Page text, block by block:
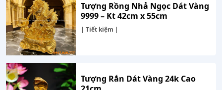
Tượng Rồng Nhả Ngọc Dát Vàng
9999 – Kt 42cm x 55cm
| Tiết kiệm |
Tượng Rắn Dát Vàng 24k Cao